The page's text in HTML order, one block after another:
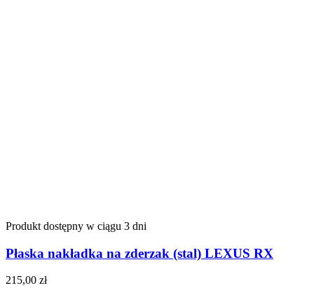
Produkt dostępny w ciągu 3 dni
Płaska nakładka na zderzak (stal) LEXUS RX
215,00 zł